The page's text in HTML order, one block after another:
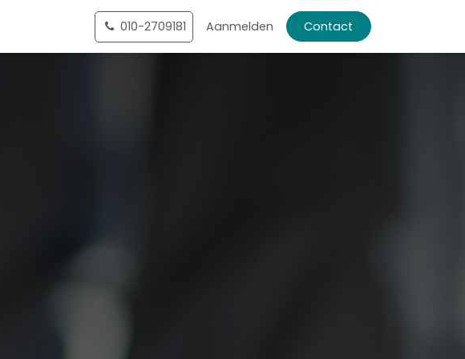
Contact Shop
010-2709181 Aanmelden Contact